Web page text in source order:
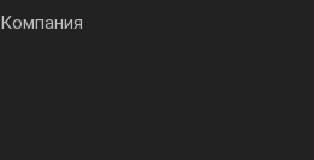
Компания